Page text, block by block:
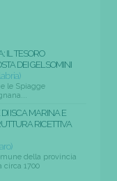
IL TESORO
DEI GELSOMINI
le Spiagge
ISCA MARINA E
RICETTIVA
della provincia
circa 1700